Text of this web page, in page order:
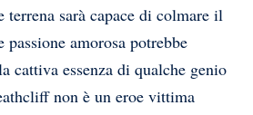
terrena sarà capace di colmare il
amorosa potrebbe
cattiva essenza di qualche genio
non è un eroe vittima